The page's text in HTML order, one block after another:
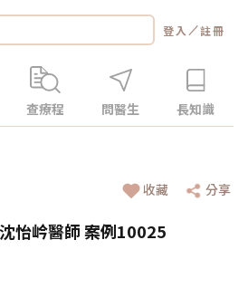
登入 ／註冊
查療程 問醫生 長知識
收藏 分享
怡岒醫師 案例10025